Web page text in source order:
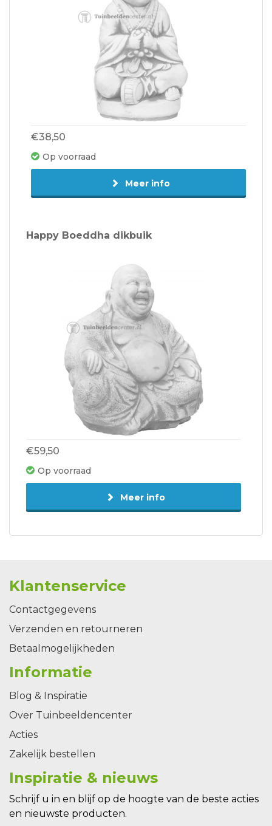
€38,50
Op voorraad
Meer info
Happy Boeddha dikbuik
€59,50
Op voorraad
Meer info
Klantenservice
Contactgegevens
Verzenden en retourneren
Betaalmogelijkheden
Informatie
Blog & Inspiratie
Over Tuinbeeldencenter
Acties
Zakelijk bestellen
Inspiratie & nieuws
Schrijf u in en blijf op de hoogte van de beste acties
en nieuwste producten.